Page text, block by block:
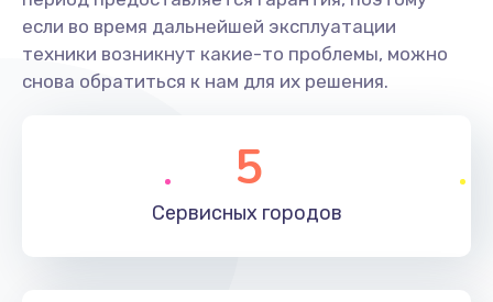
если во время дальнейшей эксплуатации
техники возникнут какие-то проблемы, можно
снова обратиться к нам для их решения.
5
Сервисных городов